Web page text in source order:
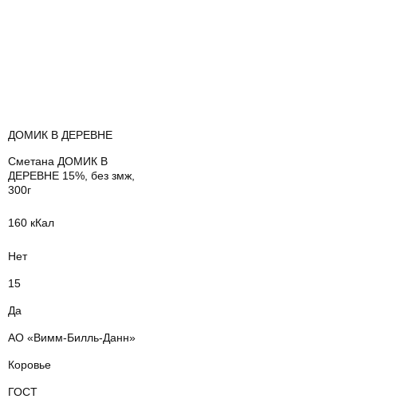
ДОМИК В ДЕРЕВНЕ
Сметана ДОМИК В
ДЕРЕВНЕ 15%, без змж,
300г
160 кКал
Нет
15
Да
АО «Вимм-Билль-Данн»
Коровье
ГОСТ